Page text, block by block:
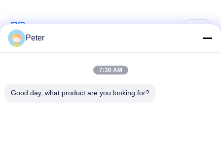
populaire categorieën
Binnen vaste LED -
Peter
7:30 AM
Good day, what product are you looking for?